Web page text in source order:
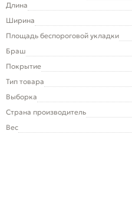
Длина
Ширина
Площадь беспороговой укладки
Браш
Покрытие
Тип товара
Выборка
Страна производитель
Вес